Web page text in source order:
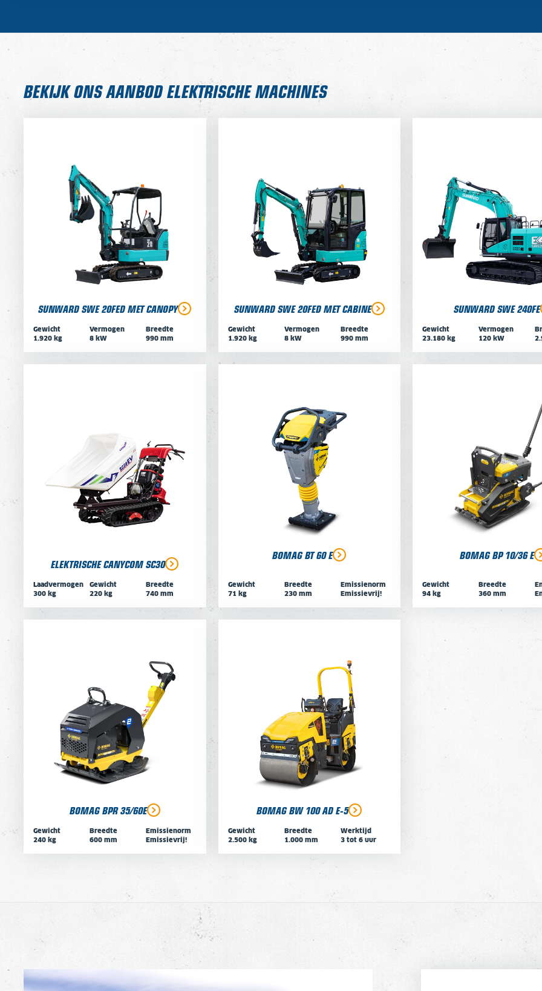
BEKIJK ONS AANBOD ELEKTRISCHE MACHINES
SUNWARD SWE 20FED MET CANOPY
Gewicht
1.920 kg
Vermogen
8 kW
Breedte
990 mm
SUNWARD SWE 20FED MET CABINE
Gewicht
1.920 kg
Vermogen
8 kW
Breedte
990 mm
SUNWARD SWE 240FE
Gewicht
23.180 kg
Vermogen
120 kW
ELEKTRISCHE CANYCOM SC30
Laadvermogen
300 kg
Gewicht
220 kg
Breedte
740 mm
BOMAG BT 60 E
Gewicht
71 kg
Breedte
230 mm
Emissienorm
Emissievrij!
BOMAG BP 10/36 E
Gewicht
94 kg
Breedte
360 mm
BOMAG BPR 35/60E
Gewicht
240 kg
Breedte
600 mm
Emissienorm
Emissievrij!
BOMAG BW 100 AD E-5
Gewicht
2.500 kg
Breedte
1.000 mm
Werktijd
3 tot 6 uur